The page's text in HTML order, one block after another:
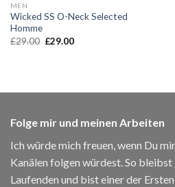
MEN
Wicked SS O-Neck Selected
Homme
£29.00 Ursprünglicher
£29.00Aktueller
Folge mir und meinen Arbeiten
Ich würde mich freuen, wenn Du
Kanälen folgen würdest. So
Laufenden und bist einer der